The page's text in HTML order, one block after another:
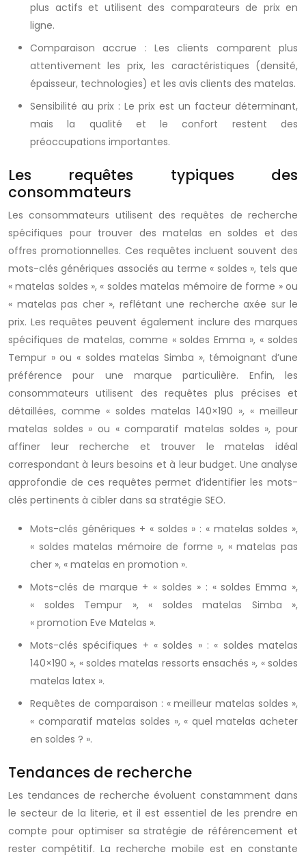
plus actifs et utilisent des comparateurs de prix en
ligne.
Comparaison accrue : Les clients comparent plus
attentivement les prix, les caractéristiques (densité,
épaisseur, technologies) et les avis clients des matelas.
Sensibilité au prix : Le prix est un facteur déterminant,
mais la qualité et le confort restent des
préoccupations importantes.
Les requêtes typiques des
consommateurs
Les consommateurs utilisent des requêtes de recherche
spécifiques pour trouver des matelas en soldes et des
offres promotionnelles. Ces requêtes incluent souvent des
mots-clés génériques associés au terme « soldes », tels que
« matelas soldes », « soldes matelas mémoire de forme » ou
« matelas pas cher », reflétant une recherche axée sur le
prix. Les requêtes peuvent également inclure des marques
spécifiques de matelas, comme « soldes Emma », « soldes
Tempur » ou « soldes matelas Simba », témoignant d’une
préférence pour une marque particulière. Enfin, les
consommateurs utilisent des requêtes plus précises et
détaillées, comme « soldes matelas 140×190 », « meilleur
matelas soldes » ou « comparatif matelas soldes », pour
affiner leur recherche et trouver le matelas idéal
correspondant à leurs besoins et à leur budget. Une analyse
approfondie de ces requêtes permet d’identifier les mots-
clés pertinents à cibler dans sa stratégie SEO.
Mots-clés génériques + « soldes » : « matelas soldes »,
« soldes matelas mémoire de forme », « matelas pas
cher », « matelas en promotion ».
Mots-clés de marque + « soldes » : « soldes Emma »,
« soldes Tempur », « soldes matelas Simba »,
« promotion Eve Matelas ».
Mots-clés spécifiques + « soldes » : « soldes matelas
140×190 », « soldes matelas ressorts ensachés », « soldes
matelas latex ».
Requêtes de comparaison : « meilleur matelas soldes »,
« comparatif matelas soldes », « quel matelas acheter
en soldes ? ».
Tendances de recherche
Les tendances de recherche évoluent constamment dans
le secteur de la literie, et il est essentiel de les prendre en
compte pour optimiser sa stratégie de référencement et
rester compétitif. La recherche mobile est en constante